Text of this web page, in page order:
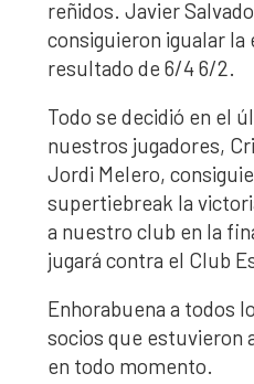
reñidos. Javier
consiguieron igualar
resultado de 6/4 6/2.
Todo se decidió en el
nuestros jugadores,
Jordi Melero,
supertiebreak la
a nuestro club en la
jugará contra el Club
Enhorabuena a todos
socios que estuvieron
en todo momento.